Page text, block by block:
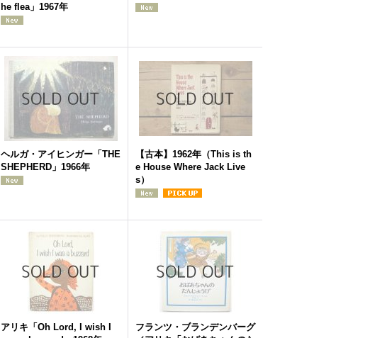
he flea」1967年
ヘルガ・アイヒンガー「THE
SHEPHERD」1966年
【古本】1962年（This is th
e House Where Jack Live
s）
アリキ「Oh Lord, I wish I
フランツ・ブランデンバーグ